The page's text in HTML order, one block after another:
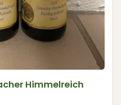
Himmelreich